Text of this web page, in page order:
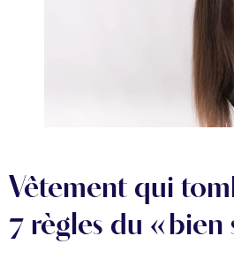
Vêtement qui
7 règles du « bien